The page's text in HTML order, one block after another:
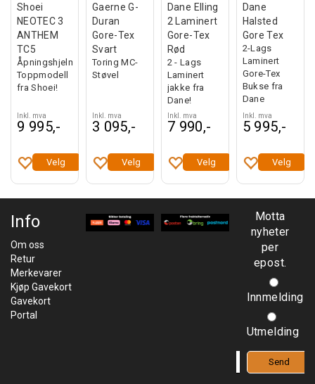
Shoei
NEOTEC 3
ANTHEM
TC5
Åpningshjelm
Toppmodell
fra Shoei!
Inkl. mva
9 995,-
Velg
Gaerne G-
Duran
Gore-Tex
Svart
Toring MC-
Støvel
Inkl. mva
3 095,-
Velg
Dane Elling
2 Laminert
Gore-Tex
Rød
2 - Lags
Laminert
jakke fra
Dane!
Inkl. mva
7 990,-
Velg
Dane
Halsted
Gore Tex
2-Lags
Laminert
Gore-Tex
Bukse fra
Dane
Inkl. mva
5 995,-
Velg
Info
Om oss
Retur
Merkevarer
Kjøp Gavekort
Gavekort
Portal
Motta
nyheter
per
epost.
Innmelding
Utmelding